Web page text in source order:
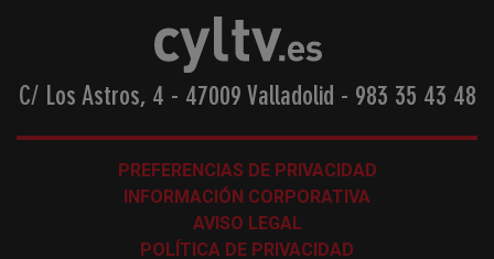
C/ Los Astros, 4 - 47009 Valladolid - 983 35 43 48
PREFERENCIAS DE PRIVACIDAD
INFORMACIÓN CORPORATIVA
AVISO LEGAL
POLÍTICA DE PRIVACIDAD